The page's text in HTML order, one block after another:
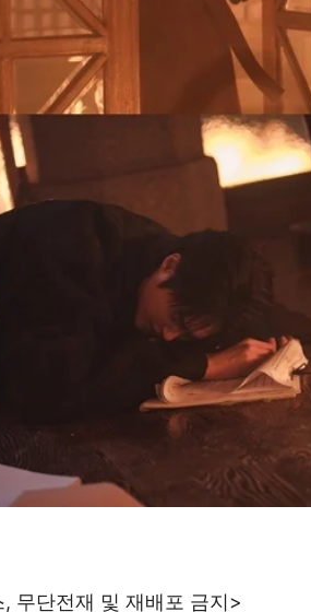
무단전재 및 재배포 금지>